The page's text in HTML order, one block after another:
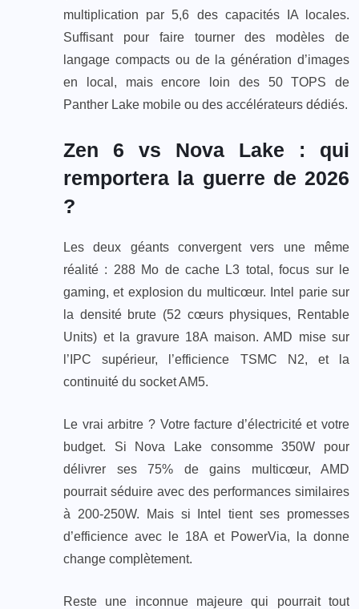
multiplication par 5,6 des capacités IA locales.
Suffisant pour faire tourner des modèles de
langage compacts ou de la génération d’images
en local, mais encore loin des 50 TOPS de
Panther Lake mobile ou des accélérateurs dédiés.
Zen 6 vs Nova Lake : qui
remportera la guerre de 2026
?
Les deux géants convergent vers une même
réalité : 288 Mo de cache L3 total, focus sur le
gaming, et explosion du multicœur. Intel parie sur
la densité brute (52 cœurs physiques, Rentable
Units) et la gravure 18A maison. AMD mise sur
l’IPC supérieur, l’efficience TSMC N2, et la
continuité du socket AM5.
Le vrai arbitre ? Votre facture d’électricité et votre
budget. Si Nova Lake consomme 350W pour
délivrer ses 75% de gains multicœur, AMD
pourrait séduire avec des performances similaires
à 200-250W. Mais si Intel tient ses promesses
d’efficience avec le 18A et PowerVia, la donne
change complètement.
Reste une inconnue majeure qui pourrait tout